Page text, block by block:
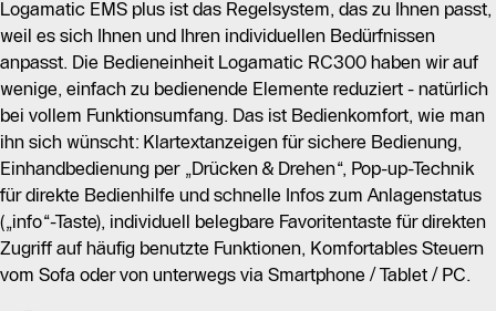
Logamatic EMS plus ist das Regelsystem, das zu Ihnen passt,
weil es sich Ihnen und Ihren individuellen Bedürfnissen
anpasst. Die Bedieneinheit Logamatic RC300 haben wir auf
wenige, einfach zu bedienende Elemente reduziert - natürlich
bei vollem Funktionsumfang. Das ist Bedienkomfort, wie man
ihn sich wünscht: Klartextanzeigen für sichere Bedienung,
Einhandbedienung per „Drücken & Drehen“, Pop-up-Technik
für direkte Bedienhilfe und schnelle Infos zum Anlagenstatus
(„info“-Taste), individuell belegbare Favoritentaste für direkten
Zugriff auf häufig benutzte Funktionen, Komfortables Steuern
vom Sofa oder von unterwegs via Smartphone / Tablet / PC.